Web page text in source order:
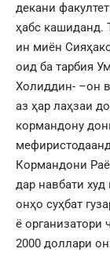
декани
ҳабс кашиданд.
ин миён
оид ба тарбия
Холиддин- –он
аз ҳар лаҳзаи
кормандону
Кормандони
дар навбати
онҳо суҳбат
ё организатори
2000 доллари